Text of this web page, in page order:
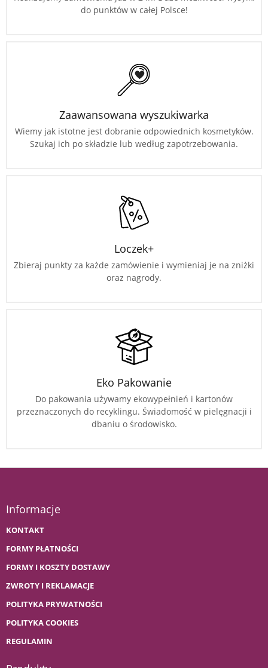
do punktów w całej Polsce!
Zaawansowana wyszukiwarka
Wiemy jak istotne jest dobranie odpowiednich kosmetyków.
Szukaj ich po składzie lub według zapotrzebowania.
Loczek+
Zbieraj punkty za każde zamówienie i wymieniaj je na zniżki
oraz nagrody.
Eko Pakowanie
Do pakowania używamy ekowypełnień i kartonów
przeznaczonych do recyklingu. Świadomość w pielęgnacji i
dbaniu o środowisko.
Informacje
KONTAKT
FORMY PŁATNOŚCI
FORMY I KOSZTY DOSTAWY
ZWROTY I REKLAMACJE
POLITYKA PRYWATNOŚCI
POLITYKA COOKIES
REGULAMIN